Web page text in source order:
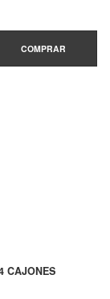
COMPRAR
CAJONES